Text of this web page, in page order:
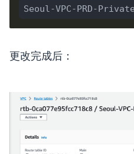
更改完成后：